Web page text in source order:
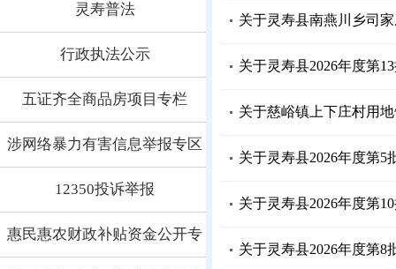
灵寿普法
行政执法公示
五证齐全商品房项目专栏
涉网络暴力有害信息举报专区
12350投诉举报
惠民惠农财政补贴资金公开专
关于灵寿县南燕川乡司
关于灵寿县2026年度第
关于慈峪镇上下庄村用
关于灵寿县2026年度第
关于灵寿县2026年度第
关于灵寿县2026年度第